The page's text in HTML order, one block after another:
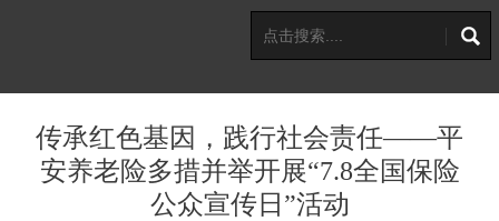
传承红色基因，践行社会责任——平
安养老险多措并举开展“7.8全国保险
公众宣传日”活动